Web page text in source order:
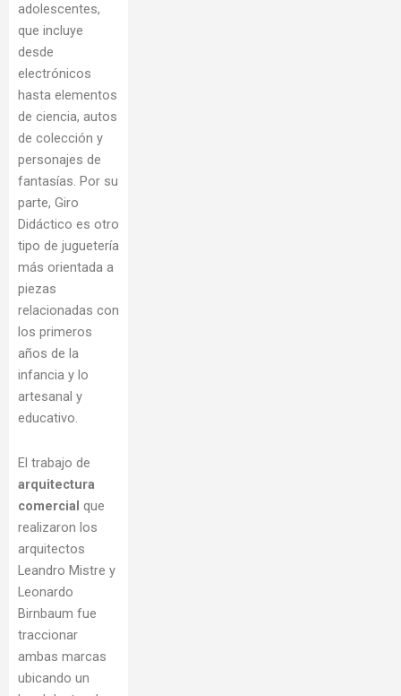
adolescentes,
que incluye
desde
electrónicos
hasta elementos
de ciencia, autos
de colección y
personajes de
fantasías. Por su
parte, Giro
Didáctico es otro
tipo de juguetería
más orientada a
piezas
relacionadas con
los primeros
años de la
infancia y lo
artesanal y
educativo.
El trabajo de
arquitectura
comercial que
realizaron los
arquitectos
Leandro Mistre y
Leonardo
Birnbaum fue
traccionar
ambas marcas
ubicando un